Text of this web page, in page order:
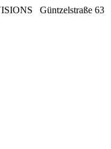
Güntzelstraße 63